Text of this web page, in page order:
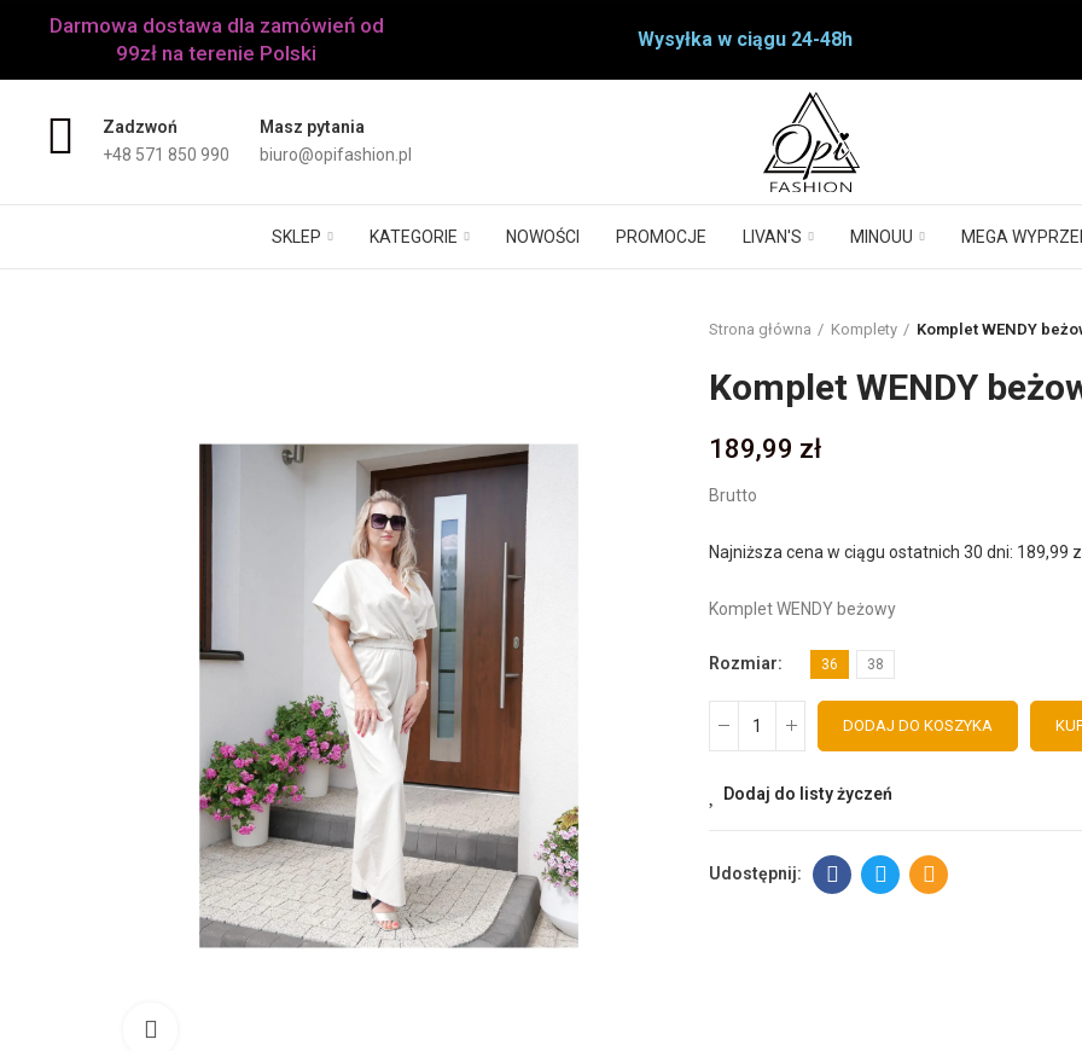
Darmowa dostawa dla zamówień od
99zł na terenie Polski
Wysyłka w ciągu 24-48h
Zadzwoń
+48 571 850 990
Masz pytania
biuro@opifashion.pl
SKLEP KATEGORIE NOWOŚCI PROMOCJE LIVAN'S MINOUU MEGA
Strona główna Komplety Komplet WENDY
Komplet WENDY
189,99 zł
Brutto
Najniższa cena w ciągu ostatnich 30 dni: 189,99
Komplet WENDY beżowy
Rozmiar 36 38
DODAJ DO KOSZYKA
Dodaj do listy życzeń